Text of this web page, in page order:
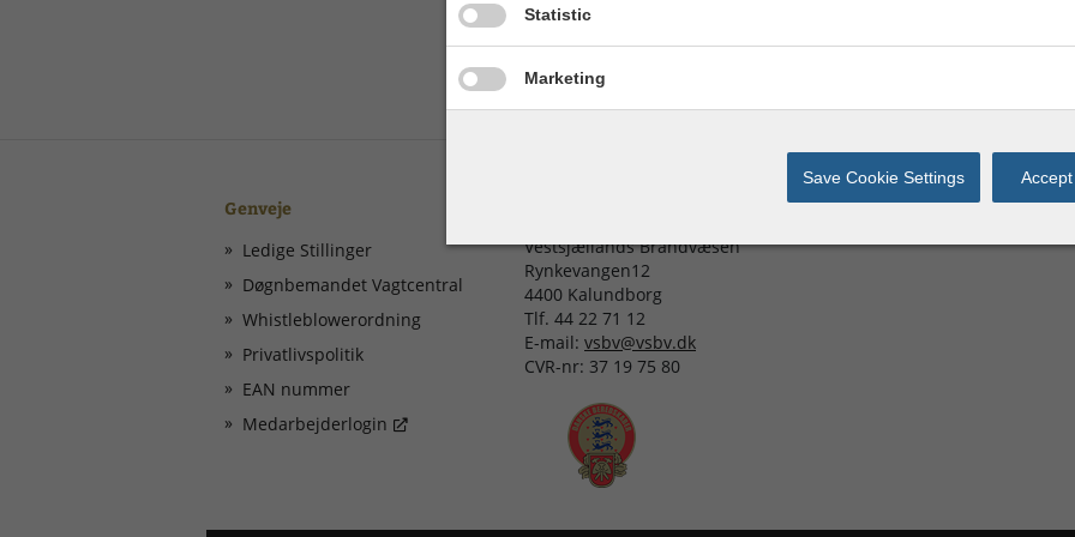
Genveje
Ledige Stillinger
Døgnbemandet Vagtcentral
Whistleblowerordning
Privatlivspolitik
EAN nummer
Medarbejderlogin
Vestsjællands Brandvæsen
Rynkevangen12
4400 Kalundborg
Tlf. 44 22 71 12
E-mail: vsbv@vsbv.dk
CVR-nr: 37 19 75 80
Statistic
Give permission for Statistics cookies
Marketing
Give permission for Marketing cookies
Save Cookie Settings